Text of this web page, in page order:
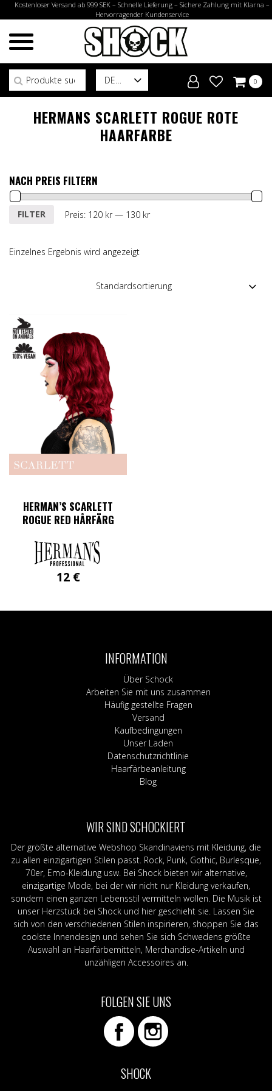
Kostenloser Versand ab 999 SEK – Schnelle Lieferung – Sichere Zahlung mit Klarna –
Hervorragender Kundenservice
DE
Suchen nach:
0
HERMANS SCARLETT ROGUE ROTE
HAARFARBE
NACH PREIS FILTERN
Min.
Max.
FILTER Preis: 120 kr— 130 kr
Einzelnes Ergebnis wird angezeigt
HERMAN’S SCARLETT
ROGUE RED HÅRFÄRG
12 €
INFORMATION
Über Schock
Arbeiten Sie mit uns zusammen
Häufig gestellte Fragen
Versand
Kaufbedingungen
Unser Laden
Datenschutzrichtlinie
Haarfärbeanleitung
Blog
WIR SIND SCHOCKIERT
Der größte alternative Webshop Skandinaviens mit Kleidung, die
zu allen einzigartigen Stilen passt. Rock, Punk, Gothic, Burlesque,
70er, Emo-Kleidung usw. Bei Shock bieten wir alternative,
einzigartige Mode, bei der wir nicht nur Kleidung verkaufen,
sondern einen ganzen Lebensstil vermitteln wollen. Die Musik ist
unser Herzstück bei Shock und hier geschieht sie. Lassen Sie
sich von den verschiedenen Stilen inspirieren, shoppen Sie das
coolste Innendesign und sehen Sie sich Schwedens größte
Auswahl an Haarfärbemitteln, Merchandise-Artikeln und
unzähligen Accessoires an.
FOLGEN SIE UNS
SHOCK